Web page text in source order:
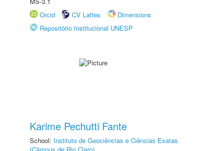
Orcid
CV Lattes
Dimensions
Repositório Institucional UNESP
Karime Pechutti Fante
School: Instituto de Geociências e Ciências Exatas